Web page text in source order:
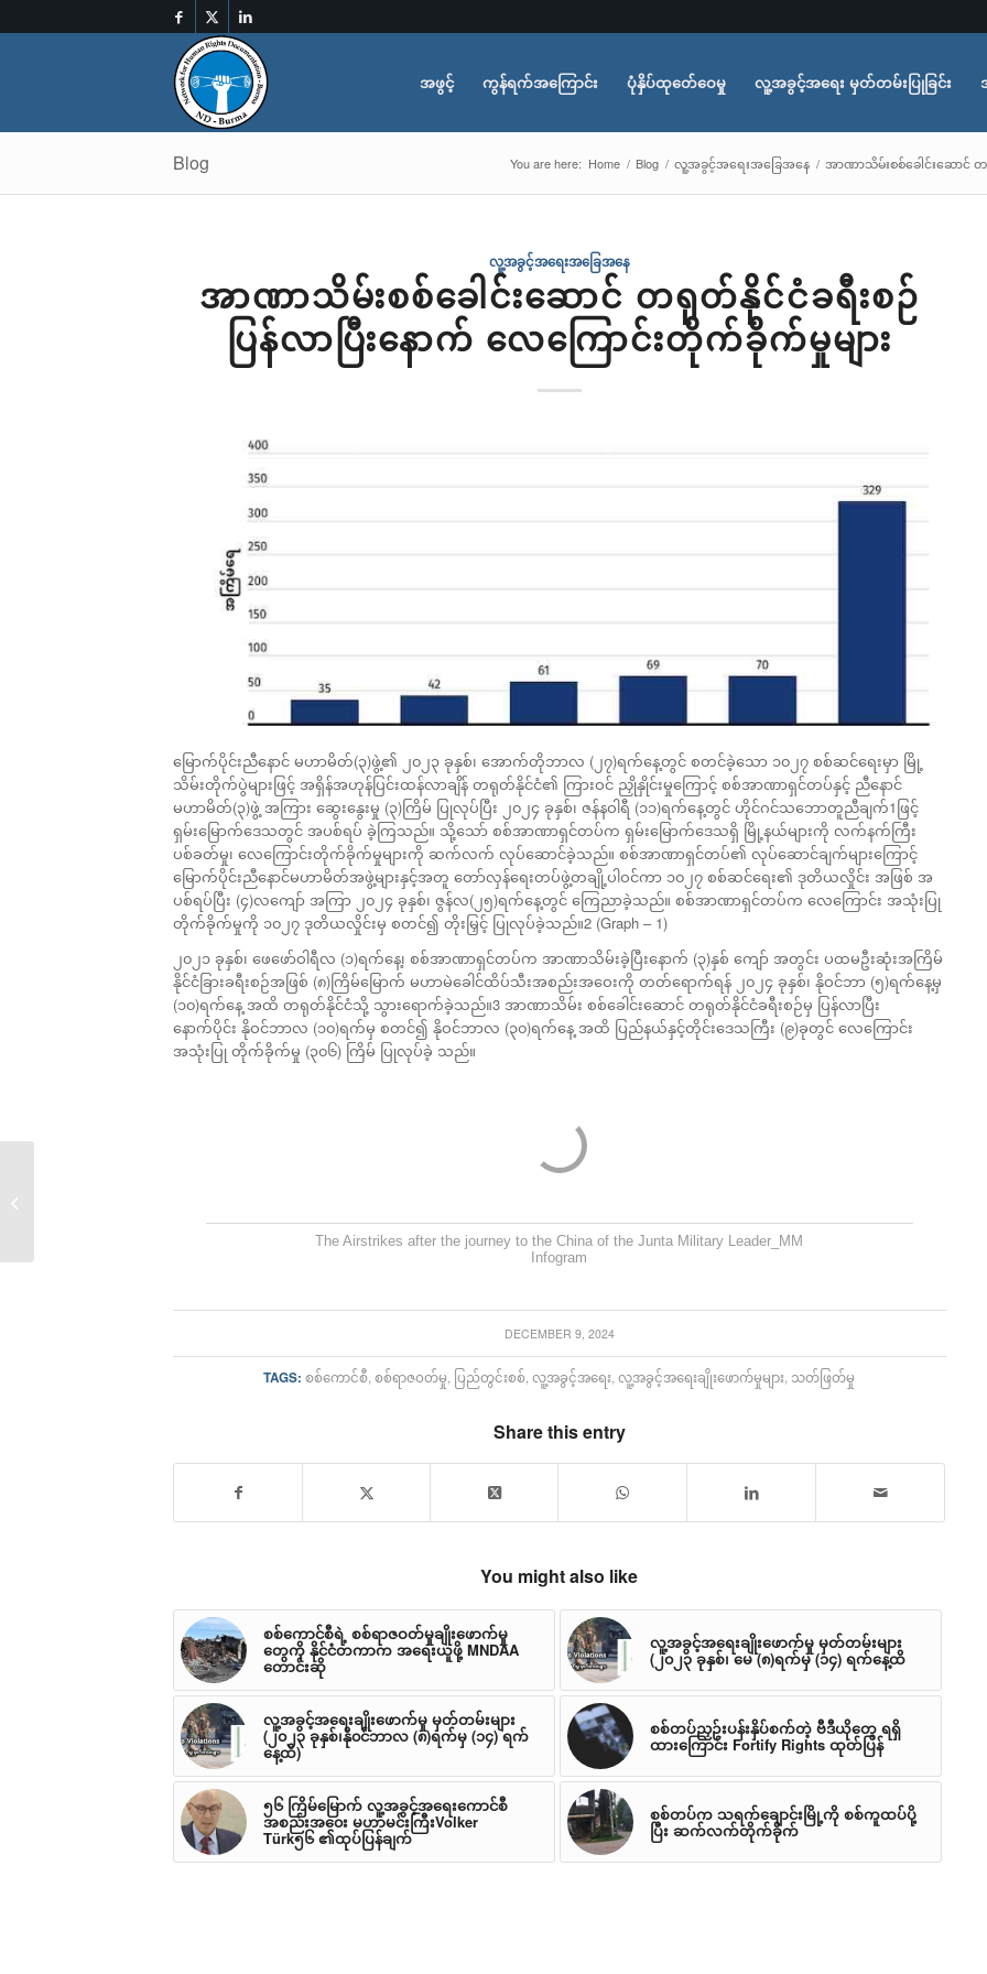
အဖွင့် ကွန်ရက်အကြောင်း ပုံနှိပ်ထုတ်ေဝေမှု လူ့အခွင့်အရေး မှတ်တမ်းပြုခြင်း
Blog You are here: Home / Blog / လူ့အခွင့်အရေးအခြေအနေ / အာဏာသိမ်းစစ်ခေါင်းဆောင် တ
လူ့အခွင့်အရေးအခြေအနေ
အာဏာသိမ်းစစ်ခေါင်းဆောင် တရုတ်နိုင်ငံခရီးစဉ်
ပြန်လာပြီးနောက် လေကြောင်းတိုက်ခိုက်မှုများ
မြောက်ပိုင်းညီနောင် မဟာမိတ်(၃)ဖွဲ့၏ ၂၀၂၃ ခုနှစ်၊ အောက်တိုဘာလ (၂၇)ရက်နေ့တွင် စတင်ခဲ့သော ၁၀၂၇ စစ်ဆင်ရေးမှာ မြို့
သိမ်းတိုက်ပွဲများဖြင့် အရှိန်အဟုန်ပြင်းထန်လာချိန် တရုတ်နိုင်ငံ၏ ကြားဝင် ညှိုနှိုင်းမှုကြောင့် စစ်အာဏာရှင်တပ်နှင့် ညီနောင်
မဟာမိတ်(၃)ဖွဲ့ အကြား ဆွေးနွေးမှု (၃)ကြိမ် ပြုလုပ်ပြီး ၂၀၂၄ ခုနှစ်၊ ဇန်နဝါရီ (၁၁)ရက်နေ့တွင် ဟိုင်ဂင်သဘောတူညီချက်1ဖြင့်
ရှမ်းမြောက်ဒေသတွင် အပစ်ရပ် ခဲ့ကြသည်။ သို့သော် စစ်အာဏာရှင်တပ်က ရှမ်းမြောက်ဒေသရှိ မြို့နယ်များကို လက်နက်ကြီး
ပစ်ခတ်မှု၊ လေကြောင်းတိုက်ခိုက်မှုများကို ဆက်လက် လုပ်ဆောင်ခဲ့သည်။ စစ်အာဏာရှင်တပ်၏ လုပ်ဆောင်ချက်များကြောင့်
မြောက်ပိုင်းညီနောင်မဟာမိတ်အဖွဲ့များနှင့်အတူ တော်လှန်ရေးတပ်ဖွဲ့တချို့ပါဝင်ကာ ၁၀၂၇ စစ်ဆင်ရေး၏ ဒုတိယလှိုင်း အဖြစ် အ
ပစ်ရပ်ပြီး (၄)လကျော် အကြာ ၂၀၂၄ ခုနှစ်၊ ဇွန်လ(၂၅)ရက်နေ့တွင် ကြေညာခဲ့သည်။ စစ်အာဏာရှင်တပ်က လေကြောင်း အသုံးပြု
တိုက်ခိုက်မှုကို ၁၀၂၇ ဒုတိယလှိုင်းမှ စတင်၍ တိုးမြှင့် ပြုလုပ်ခဲ့သည်။2 (Graph – 1)
၂၀၂၁ ခုနှစ်၊ ဖေဖော်ဝါရီလ (၁)ရက်နေ့၊ စစ်အာဏာရှင်တပ်က အာဏာသိမ်းခဲ့ပြီးနောက် (၃)နှစ် ကျော် အတွင်း ပထမဦးဆုံးအကြိမ်
နိုင်ငံခြားခရီးစဉ်အဖြစ် (၈)ကြိမ်မြောက် မဟာမဲခေါင်ထိပ်သီးအစည်းအဝေးကို တတ်ရောက်ရန် ၂၀၂၄ ခုနှစ်၊ နိုဝင်ဘာ (၅)ရက်နေ့မှ
(၁၀)ရက်နေ့ အထိ တရုတ်နိုင်ငံသို့ သွားရောက်ခဲ့သည်။3 အာဏာသိမ်း စစ်ခေါင်းဆောင် တရုတ်နိုင်ငံခရီးစဉ်မှ ပြန်လာပြီး
နောက်ပိုင်း နိုဝင်ဘာလ (၁၀)ရက်မှ စတင်၍ နိုဝင်ဘာလ (၃၀)ရက်နေ့ အထိ ပြည်နယ်နှင့်တိုင်းဒေသကြီး (၉)ခုတွင် လေကြောင်း
အသုံးပြု တိုက်ခိုက်မှု (၃၀၆) ကြိမ် ပြုလုပ်ခဲ့ သည်။
The Airstrikes after the journey to the China of the Junta Military Leader_MM
Infogram
DECEMBER 9, 2024
TAGS: စစ်ကောင်စီ ,စစ်ရာဇဝတ်မှု ပြည်တွင်းစစ် ,လူ့အခွင့်အရေး ,လူ့အခွင့်အရေးချိုးဖောက်မှုများ သတ်ဖြတ်မှု
Share this entry
You might also like
စစ်ကောင်စီရဲ့ စစ်ရာဇဝတ်မှုချိုးဖောက်မှု
တွေကို နိုင်ငံတကာက အရေးယူဖို့ MNDAA
တောင်းဆို
လူ့အခွင့်အရေးချိုးဖောက်မှု မှတ်တမ်းများ
(၂၀၂၃ ခုနှစ်၊ မေ (၈)ရက်မှ (၁၄) ရက်နေ့ထိ
လူ့အခွင့်အရေးချိုးဖောက်မှု မှတ်တမ်းများ
(၂၀၂၃ ခုနှစ်၊နို၀င်ဘာလ (၈)ရက်မှ (၁၄) ရက်
နေ့ထိ)
စစ်တပ်ညှဉ်းပန်းနှိပ်စက်တဲ့ ဗီဒီယိုတွေ ရရှိ
ထားကြောင်း Fortify Rights ထုတ်ပြန်
၅၆ ကြိမ်မြောက် လူ့အခွင့်အရေးကောင်စီ
အစည်းအ၀ေး မဟာမင်းကြီးVolker
Türk၅၆ ၏ထုပ်ပြန်ချက်
စစ်တပ်က သရက်ချောင်းမြို့ကို စစ်ကူထပ်ပို့
ပြီး ဆက်လက်တိုက်ခိုက်